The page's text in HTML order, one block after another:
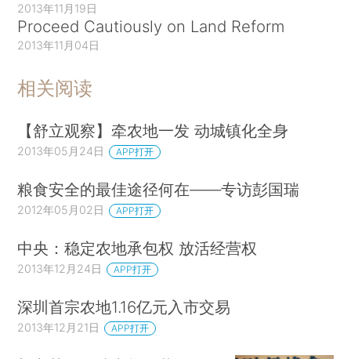
2013年11月19日
Proceed Cautiously on Land Reform
2013年11月04日
相关阅读
【舒立观察】牵农地一发 动城镇化全身
2013年05月24日 APP打开
粮食安全的最佳途径何在——专访彭国瑞
2012年05月02日 APP打开
中央：稳定农地承包权 放活经营权
2013年12月24日 APP打开
深圳首宗农地1.16亿元入市交易
2013年12月21日 APP打开